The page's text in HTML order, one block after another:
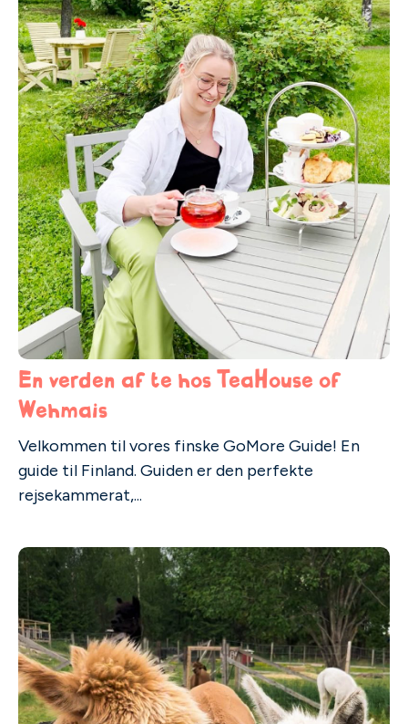
En verden af te hos TeaHouse of
Wehmais
Velkommen til vores finske GoMore Guide! En
guide til Finland. Guiden er den perfekte
rejsekammerat,...